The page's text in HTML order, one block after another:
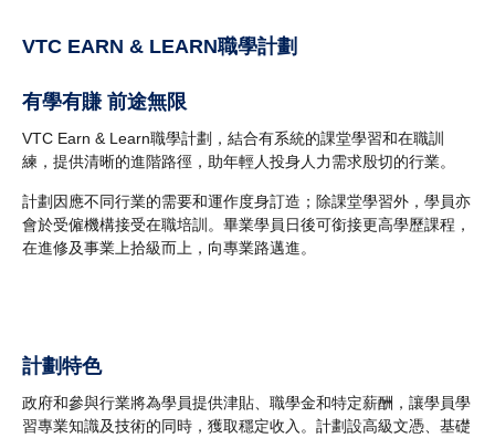
VTC EARN & LEARN職學計劃
有學有賺 前途無限
VTC Earn & Learn職學計劃，結合有系統的課堂學習和在職訓
練，提供清晰的進階路徑，助年輕人投身人力需求殷切的行業。
計劃因應不同行業的需要和運作度身訂造；除課堂學習外，學員亦
會於受僱機構接受在職培訓。畢業學員日後可銜接更高學歷課程，
在進修及事業上拾級而上，向專業路邁進。
計劃特色
政府和參與行業將為學員提供津貼、職學金和特定薪酬，讓學員學
習專業知識及技術的同時，獲取穩定收入。計劃設高級文憑、基礎